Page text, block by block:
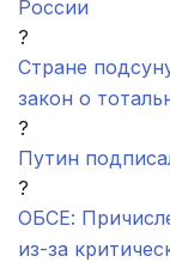
России
?
Стране
закон о
?
Путин
?
ОБСЕ:
из-за